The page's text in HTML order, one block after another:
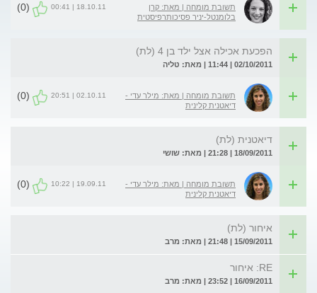
תשובת מומחה | מאת: קרן
בלומנטל-יניר פסיכותרפיסטית
18.10.11 | 00:41
(0)
הפכעת אכילה אצל ילד בן 4 (לת)
02/10/2011 | 11:44 | מאת: טליה
תשובת מומחה | מאת: מילר עדי -
דיאטנית קלינית
02.10.11 | 20:51
(0)
דיאטנית (לת)
18/09/2011 | 21:28 | מאת: שושי
תשובת מומחה | מאת: מילר עדי -
דיאטנית קלינית
19.09.11 | 10:22
(0)
איחור (לת)
15/09/2011 | 21:48 | מאת: מרב
RE: איחור
16/09/2011 | 23:52 | מאת: מרב